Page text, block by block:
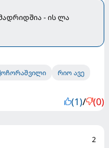
- ის ლა
რიო ავე
(1)/ (0)
2